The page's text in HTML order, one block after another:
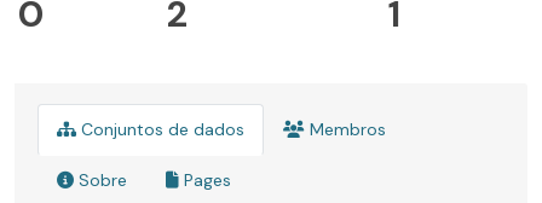
0 2 1
Conjuntos de dados Membros
Sobre Pages